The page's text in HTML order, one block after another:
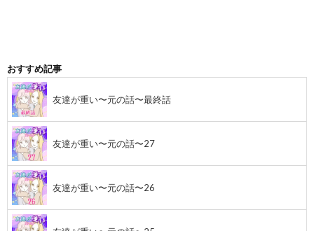
おすすめ記事
友達が重い〜元の話〜最終話
友達が重い〜元の話〜27
友達が重い〜元の話〜26